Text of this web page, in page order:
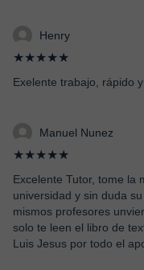
Henry
★★★★★
Exelente trabajo, rápido
Manuel Nunez
★★★★★
Excelente Tutor, tome la
universidad y sin duda
mismos profesores
solo te leen el libro de
Luis Jesus por todo el